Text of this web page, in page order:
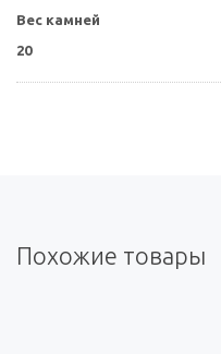
Вес камней
20
Похожие товары